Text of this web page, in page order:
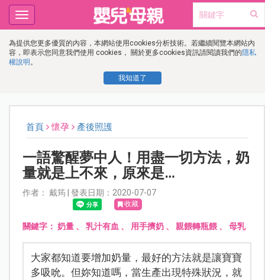
為提供您更多優質的內容，本網站使用cookies分析技術。若繼續閱覽本網站內
容，即表示您同意我們使用 cookies， 關於更多cookies資訊請閱讀我們的隱私
權說明 。
我知道了
Toggle
navigation
首頁 懷孕 產後照護
一語驚醒夢中人！用盡一切方法，奶
量就是上不來，原來是…
作者： 戴筠 | 發表日期：2020-07-07
收藏
關鍵字： 奶量、 乳汁有血 、 用手擠奶、 親餵轉瓶餵、 母乳
大家都知道要增加奶量，最好的方法就是讓寶寶
多吸吮。但妳知道嗎，當生產出現特殊狀況，就